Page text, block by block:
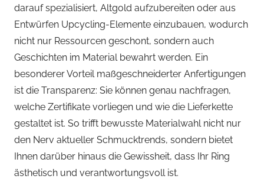
darauf spezialisiert, Altgold aufzubereiten oder aus
Entwürfen Upcycling-Elemente einzubauen, wodurch
nicht nur Ressourcen geschont, sondern auch
Geschichten im Material bewahrt werden. Ein
besonderer Vorteil maßgeschneiderter Anfertigungen
ist die Transparenz: Sie können genau nachfragen,
welche Zertifikate vorliegen und wie die Lieferkette
gestaltet ist. So trifft bewusste Materialwahl nicht nur
den Nerv aktueller Schmucktrends, sondern bietet
Ihnen darüber hinaus die Gewissheit, dass Ihr Ring
ästhetisch und verantwortungsvoll ist.